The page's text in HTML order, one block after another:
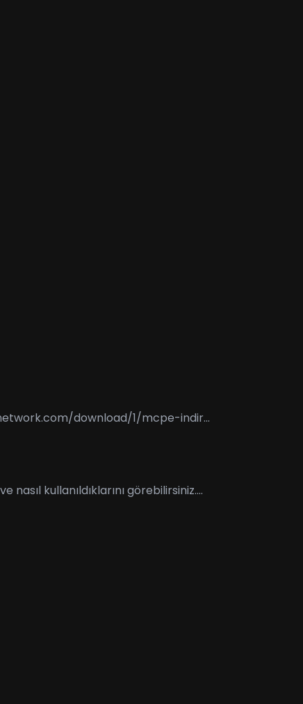
download/1/mcpe-indir...
kullanıldıklarını görebilirsiniz....